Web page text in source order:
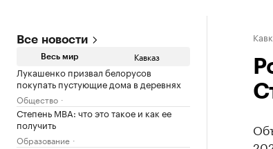
Все новости
Весь мир Кавказ
Лукашенко призвал белорусов
покупать пустующие дома в деревнях
Общество
Степень MBA: что это такое и как ее
получить
Образование